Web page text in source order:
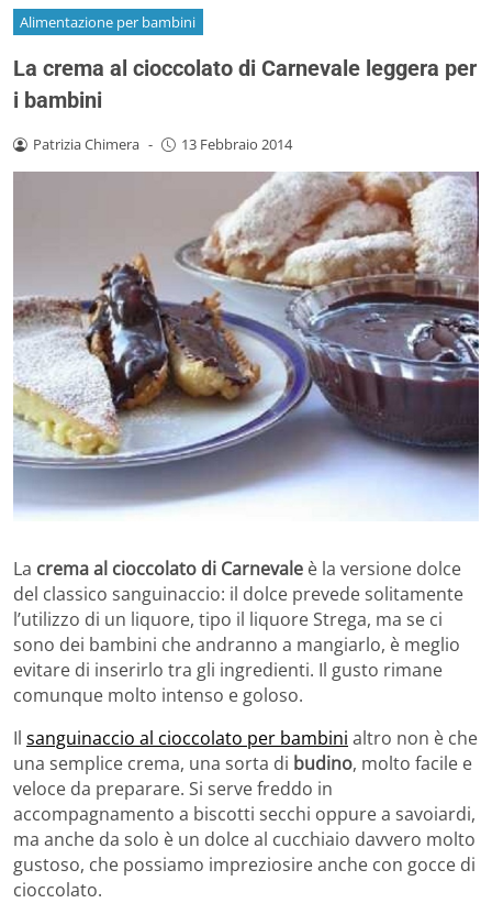
Alimentazione per bambini
La crema al cioccolato di Carnevale leggera per
i bambini
Patrizia Chimera - 13 Febbraio 2014
La crema al cioccolato di Carnevale è la versione dolce
del classico sanguinaccio: il dolce prevede solitamente
l’utilizzo di un liquore, tipo il liquore Strega, ma se ci
sono dei bambini che andranno a mangiarlo, è meglio
evitare di inserirlo tra gli ingredienti. Il gusto rimane
comunque molto intenso e goloso.
Il sanguinaccio al cioccolato per bambini altro non è che
una semplice crema, una sorta di budino, molto facile e
veloce da preparare. Si serve freddo in
accompagnamento a biscotti secchi oppure a savoiardi,
ma anche da solo è un dolce al cucchiaio davvero molto
gustoso, che possiamo impreziosire anche con gocce di
cioccolato.